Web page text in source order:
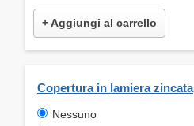
+ Aggiungi al carrello
Copertura in lamiera zincata
Nessuno